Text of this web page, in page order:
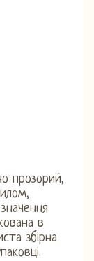
прозорий,
в
збірна